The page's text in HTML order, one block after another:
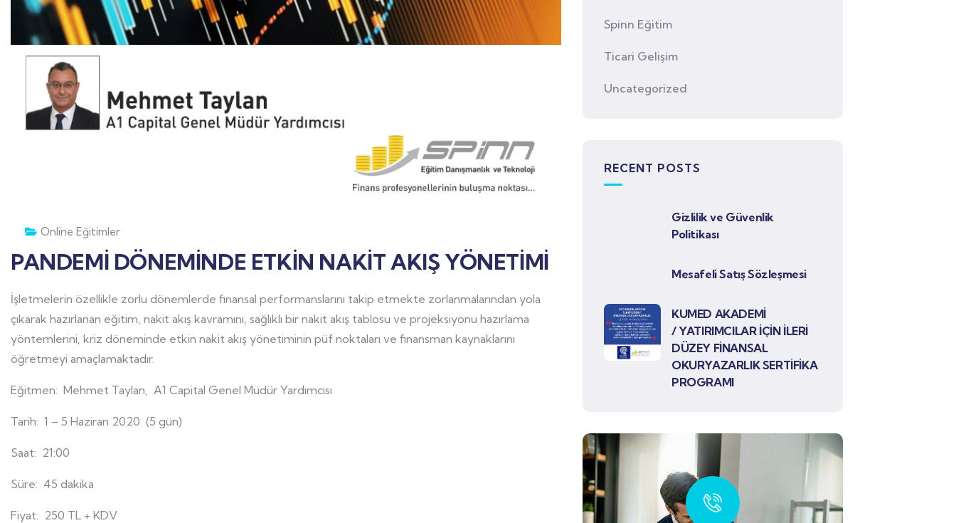
Online Eğitimler
PANDEMİ DÖNEMİNDE ETKİN NAKİT AKIŞ YÖNETİMİ
İşletmelerin özellikle zorlu dönemlerde finansal performanslarını takip etmekte zorlanmalarından yola
çıkarak hazırlanan eğitim, nakit akış kavramını, sağlıklı bir nakit akış tablosu ve projeksiyonu hazırlama
yöntemlerini, kriz döneminde etkin nakit akış yönetiminin püf noktaları ve finansman kaynaklarını
öğretmeyi amaçlamaktadır.
Eğitmen: Mehmet Taylan, A1 Capital Genel Müdür Yardımcısı
Tarih: 1 – 5 Haziran 2020 (5 gün)
Saat: 21:00
Süre: 45 dakika
Fiyat: 250 TL + KDV
Spinn Eğitim
Ticari Gelişim
Uncategorized
RECENT POSTS
Gizlilik ve Güvenlik
Politikası
Mesafeli Satış Sözleşmesi
KUMED AKADEMİ
/ YATIRIMCILAR İÇİN İLERİ
DÜZEY FİNANSAL
OKURYAZARLIK SERTİFİKA
PROGRAMI